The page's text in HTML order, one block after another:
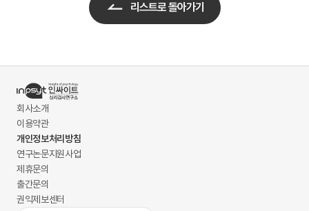
리스트로 돌아가기
회사소개
이용약관
개인정보처리방침
연구논문지원사업
제휴문의
출간문의
권익제보센터